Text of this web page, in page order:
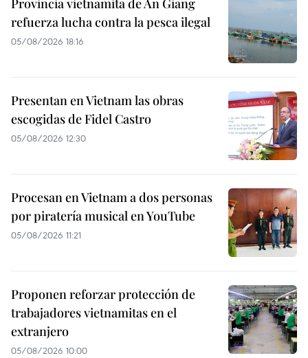
Provincia vietnamita de An Giang
refuerza lucha contra la pesca ilegal
05/08/2026 18:16
Presentan en Vietnam las obras
escogidas de Fidel Castro
05/08/2026 12:30
Procesan en Vietnam a dos personas
por piratería musical en YouTube
05/08/2026 11:21
Proponen reforzar protección de
trabajadores vietnamitas en el
extranjero
05/08/2026 10:00